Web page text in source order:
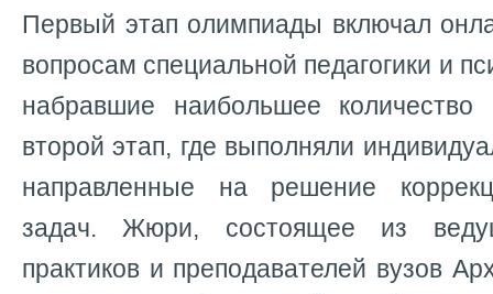
Первый этап олимпиады включал
вопросам специальной педагогики и
набравшие наибольшее
второй этап, где выполняли
направленные на решение
задач. Жюри, состоящее из
практиков и преподавателей вузов